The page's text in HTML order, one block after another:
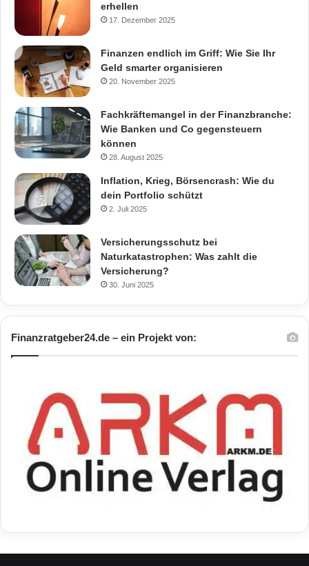
erhellen
17. Dezember 2025
Finanzen endlich im Griff: Wie Sie Ihr
Geld smarter organisieren
20. November 2025
Fachkräftemangel in der Finanzbranche:
Wie Banken und Co gegensteuern
können
28. August 2025
Inflation, Krieg, Börsencrash: Wie du
dein Portfolio schützt
2. Juli 2025
Versicherungsschutz bei
Naturkatastrophen: Was zahlt die
Versicherung?
30. Juni 2025
Finanzratgeber24.de – ein Projekt von: